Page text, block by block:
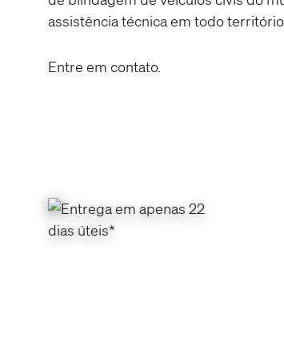
assistência técnica em todo território
Entre em contato.